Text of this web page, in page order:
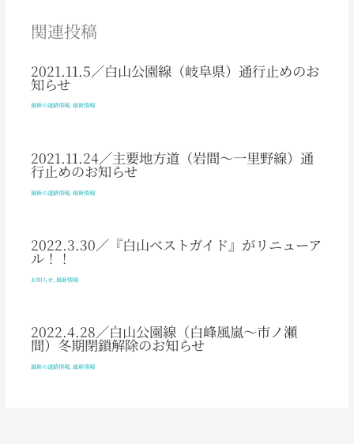
関連投稿
2021.11.5／白山公園線（岐阜県）通行止めのお
知らせ
最新の道路情報, 最新情報
2021.11.24／主要地方道（岩間～一里野線）通
行止めのお知らせ
最新の道路情報, 最新情報
2022.3.30／『白山ベストガイド』がリニューア
ル！！
お知らせ, 最新情報
2022.4.28／白山公園線（白峰風嵐～市ノ瀬
間）冬期閉鎖解除のお知らせ
最新の道路情報, 最新情報